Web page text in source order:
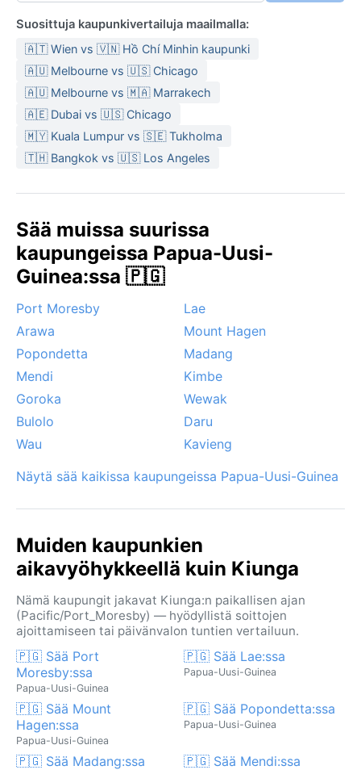
Suosittuja kaupunkivertailuja maailmalla:
🇦🇹 Wien vs 🇻🇳 Hồ Chí Minhin kaupunki
🇦🇺 Melbourne vs 🇺🇸 Chicago
🇦🇺 Melbourne vs 🇲🇦 Marrakech
🇦🇪 Dubai vs 🇺🇸 Chicago
🇲🇾 Kuala Lumpur vs 🇸🇪 Tukholma
🇹🇭 Bangkok vs 🇺🇸 Los Angeles
Sää muissa suurissa
kaupungeissa Papua-Uusi-
Guinea:ssa 🇵🇬
Port Moresby
Lae
Arawa
Mount Hagen
Popondetta
Madang
Mendi
Kimbe
Goroka
Wewak
Bulolo
Daru
Wau
Kavieng
Näytä sää kaikissa kaupungeissa Papua-Uusi-Guinea
Muiden kaupunkien
aikavyöhykkeellä kuin Kiunga
Nämä kaupungit jakavat Kiunga:n paikallisen ajan
(Pacific/Port_Moresby) — hyödyllistä soittojen
ajoittamiseen tai päivänvalon tuntien vertailuun.
🇵🇬 Sää Port
Moresby:ssa
Papua-Uusi-Guinea
🇵🇬 Sää Lae:ssa
Papua-Uusi-Guinea
🇵🇬 Sää Mount
Hagen:ssa
Papua-Uusi-Guinea
🇵🇬 Sää Popondetta:ssa
Papua-Uusi-Guinea
🇵🇬 Sää Madang:ssa 🇵🇬 Sää Mendi:ssa